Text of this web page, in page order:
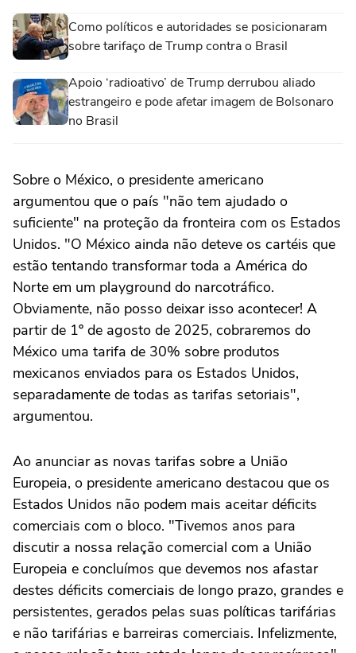
Como políticos e autoridades se posicionaram
sobre tarifaço de Trump contra o Brasil
Apoio ‘radioativo’ de Trump derrubou aliado
estrangeiro e pode afetar imagem de Bolsonaro
no Brasil
Sobre o México, o presidente americano
argumentou que o país "não tem ajudado o
suficiente" na proteção da fronteira com os Estados
Unidos. "O México ainda não deteve os cartéis que
estão tentando transformar toda a América do
Norte em um playground do narcotráfico.
Obviamente, não posso deixar isso acontecer! A
partir de 1º de agosto de 2025, cobraremos do
México uma tarifa de 30% sobre produtos
mexicanos enviados para os Estados Unidos,
separadamente de todas as tarifas setoriais",
argumentou.
Ao anunciar as novas tarifas sobre a União
Europeia, o presidente americano destacou que os
Estados Unidos não podem mais aceitar déficits
comerciais com o bloco. "Tivemos anos para
discutir a nossa relação comercial com a União
Europeia e concluímos que devemos nos afastar
destes déficits comerciais de longo prazo, grandes e
persistentes, gerados pelas suas políticas tarifárias
e não tarifárias e barreiras comerciais. Infelizmente,